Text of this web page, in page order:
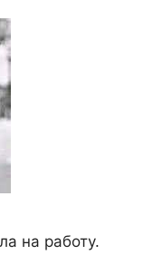
на работу.